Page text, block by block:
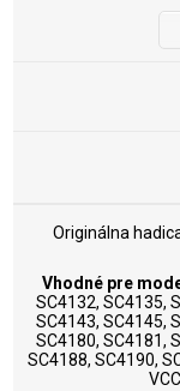
Originálna
Vhodné pre
SC4132, SC4135,
SC4143, SC4145,
SC4180, SC4181,
SC4188, SC4190,